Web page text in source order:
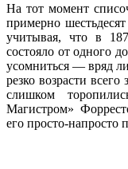
На тот момент
примерно
учитывая, что в
состояло от одного
усомниться — вряд
резко возрасти
слишком
Магистром»
его просто-напросто